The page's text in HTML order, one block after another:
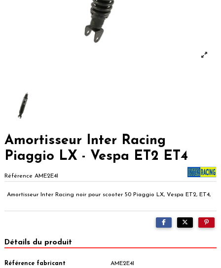
Amortisseur Inter Racing
Piaggio LX - Vespa ET2 ET4
Référence AME2E4I
Amortisseur Inter Racing noir pour scooter 50 Piaggio LX, Vespa ET2, ET4,
Détails du produit
Référence fabricant AME2E4I